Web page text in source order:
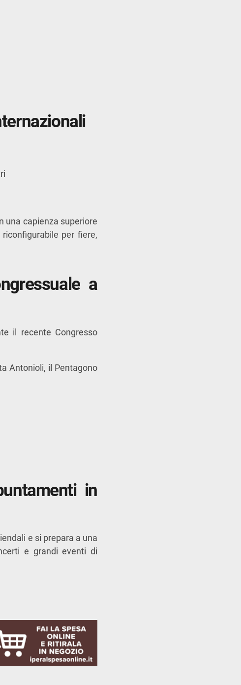
una capienza superiore
per fiere,
a
il recente Congresso
Antonioli, il Pentagono
in
e si prepara a una
e grandi eventi di